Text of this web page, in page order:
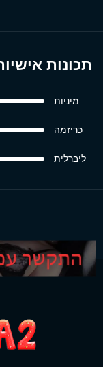
תכונות
מיניות
כריזמה
ליברלית